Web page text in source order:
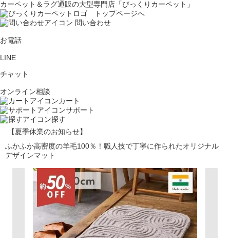
カーペット＆ラグ通販の大型専門店「びっくりカーペット」
問い合わせ
お電話
LINE
チャット
オンライン相談
カート
サポート
探す
【夏季休業のお知らせ】
ふかふか高密度の羊毛100％！職人技で丁寧に作られたオリジナル
デザインマット